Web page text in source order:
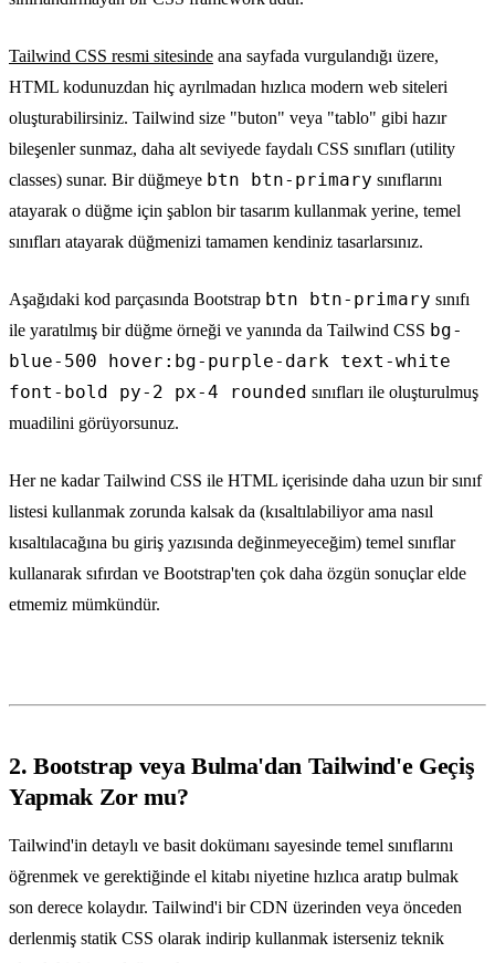
Tailwind CSS resmi sitesinde ana sayfada vurgulandığı üzere,
HTML kodunuzdan hiç ayrılmadan hızlıca modern web siteleri
oluşturabilirsiniz. Tailwind size "buton" veya "tablo" gibi hazır
bileşenler sunmaz, daha alt seviyede faydalı CSS sınıfları (utility
classes) sunar. Bir düğmeye btn btn-primary sınıflarını
atayarak o düğme için şablon bir tasarım kullanmak yerine, temel
sınıfları atayarak düğmenizi tamamen kendiniz tasarlarsınız.
Aşağıdaki kod parçasında Bootstrap btn btn-primary sınıfı
ile yaratılmış bir düğme örneği ve yanında da Tailwind CSS bg-
blue-500 hover:bg-purple-dark text-white
font-bold py-2 px-4 rounded sınıfları ile oluşturulmuş
muadilini görüyorsunuz.
Her ne kadar Tailwind CSS ile HTML içerisinde daha uzun bir sınıf
listesi kullanmak zorunda kalsak da (kısaltılabiliyor ama nasıl
kısaltılacağına bu giriş yazısında değinmeyeceğim) temel sınıflar
kullanarak sıfırdan ve Bootstrap'ten çok daha özgün sonuçlar elde
etmemiz mümkündür.
2. Bootstrap veya Bulma'dan Tailwind'e Geçiş
Yapmak Zor mu?
Tailwind'in detaylı ve basit dokümanı sayesinde temel sınıflarını
öğrenmek ve gerektiğinde el kitabı niyetine hızlıca aratıp bulmak
son derece kolaydır. Tailwind'i bir CDN üzerinden veya önceden
derlenmiş statik CSS olarak indirip kullanmak isterseniz teknik